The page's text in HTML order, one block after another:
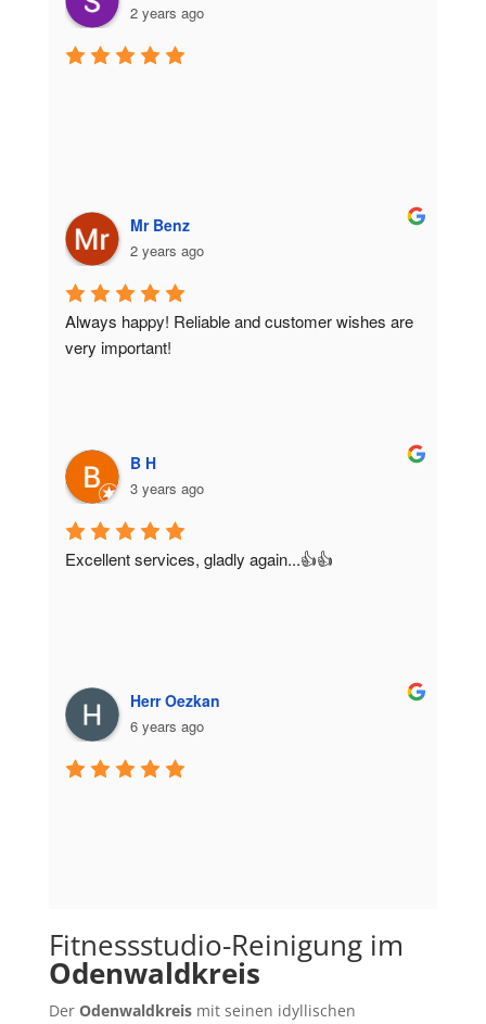
2 years ago
Mr Benz
2 years ago
Always happy! Reliable and customer wishes are
very important!
B H
3 years ago
Excellent services, gladly again...👍👍
Herr Oezkan
6 years ago
Fitnessstudio-Reinigung im
Odenwaldkreis
Der Odenwaldkreismit seinen idyllischen